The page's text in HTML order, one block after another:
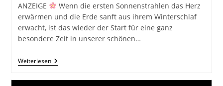
ANZEIGE
Wenn die ersten Sonnenstrahlen das Herz
erwärmen und die Erde sanft aus ihrem Winterschlaf
erwacht, ist das wieder der Start für eine ganz
besondere Zeit in unserer schönen…
WeiterlesenInPulz
On